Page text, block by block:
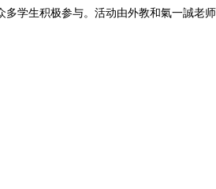
学生积极参与。活动由外教和氣一誠老